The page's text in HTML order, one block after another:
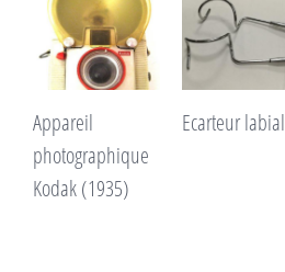
Appareil
photographique
Kodak (1935)
Ecarteur labial